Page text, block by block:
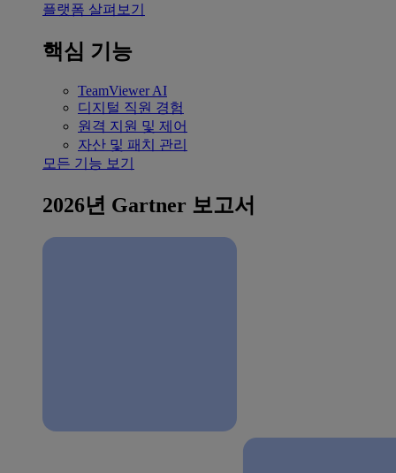
플랫폼 살펴보기
핵심 기능
TeamViewer AI
디지털 직원 경험
원격 지원 및 제어
자산 및 패치 관리
모든 기능 보기
2026년 Gartner 보고서